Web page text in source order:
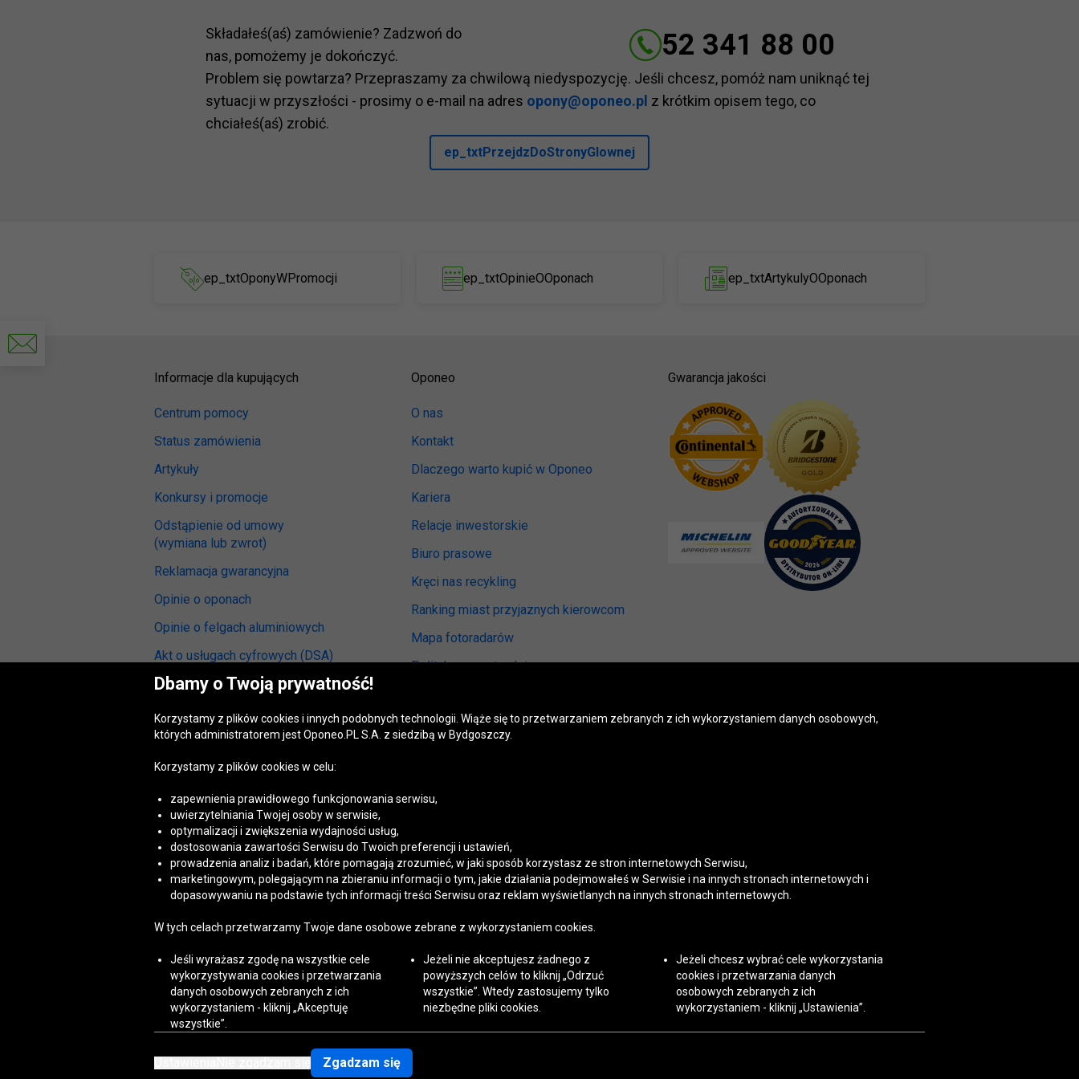
Składałeś(aś) zamówienie? Zadzwoń do
nas, pomożemy je dokończyć.
52 341 88 00
Problem się powtarza? Przepraszamy za chwilową niedyspozycję. Jeśli chcesz, pomóż nam uniknąć tej
sytuacji w przyszłości - prosimy o e-mail na adres opony@oponeo.pl z krótkim opisem tego, co
chciałeś(aś) zrobić.
ep_txtPrzejdzDoStronyGlownej
ep_txtOponyWPromocji ep_txtOpinieOOponach ep_txtArtykulyOOponach
Informacje dla kupujących
Centrum pomocy
Status zamówienia
Artykuły
Konkursy i promocje
Odstąpienie od umowy
(wymiana lub zwrot)
Reklamacja gwarancyjna
Opinie o oponach
Opinie o felgach aluminiowych
Akt o usługach cyfrowych (DSA)
Dostępność cyfrowa
Oponeo
O nas
Kontakt
Dlaczego warto kupić w Oponeo
Kariera
Relacje inwestorskie
Biuro prasowe
Kręci nas recykling
Ranking miast przyjaznych kierowcom
Mapa fotoradarów
Polityka prywatności
Gwarancja jakości
Belgique
republika
Deutschland Éire España France Italia MagyarországNederland
Mapa witryny
Dbamy o Twoją prywatność!
Korzystamy z plików cookies i innych podobnych technologii. Wiąże się to przetwarzaniem zebranych z ich wykorzystaniem danych osobowych,
których administratorem jest Oponeo.PL S.A. z siedzibą w Bydgoszczy.
Korzystamy z plików cookies w celu:
zapewnienia prawidłowego funkcjonowania serwisu,
uwierzytelniania Twojej osoby w serwisie,
optymalizacji i zwiększenia wydajności usług,
dostosowania zawartości Serwisu do Twoich preferencji i ustawień,
prowadzenia analiz i badań, które pomagają zrozumieć, w jaki sposób korzystasz ze stron internetowych Serwisu,
marketingowym, polegającym na zbieraniu informacji o tym, jakie działania podejmowałeś w Serwisie i na innych stronach internetowych i
dopasowywaniu na podstawie tych informacji treści Serwisu oraz reklam wyświetlanych na innych stronach internetowych.
W tych celach przetwarzamy Twoje dane osobowe zebrane z wykorzystaniem cookies.
Jeśli wyrażasz zgodę na wszystkie cele
wykorzystywania cookies i przetwarzania
danych osobowych zebranych z ich
wykorzystaniem - kliknij „Akceptuję
wszystkie”.
Jeżeli nie akceptujesz żadnego z
powyższych celów to kliknij „Odrzuć
wszystkie”. Wtedy zastosujemy tylko
niezbędne pliki cookies.
Jeżeli chcesz wybrać cele wykorzystania
cookies i przetwarzania danych
osobowych zebranych z ich
wykorzystaniem - kliknij „Ustawienia”.
Zgodę możesz wycofać w dowolnym momencie zmieniając ustawienia.
Zgadzam się